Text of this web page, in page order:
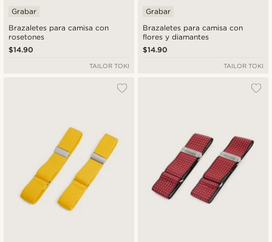
Brazaletes para camisa con
rosetones
Grabar
$14.90
TAILOR TOKI
Brazaletes para camisa con
flores y diamantes
Grabar
$14.90
TAILOR TOKI